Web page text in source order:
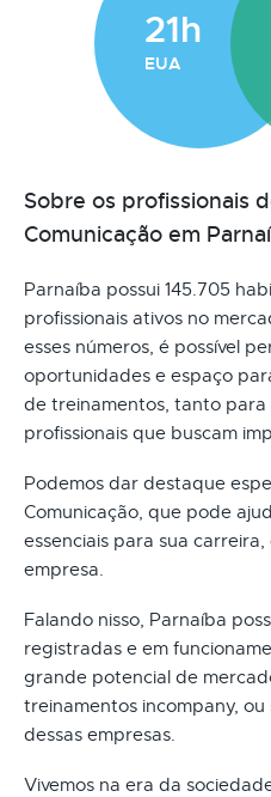
21h
EUA
Sobre os profissionais
Comunicação em
Parnaíba possui 145.705
profissionais ativos no
esses números, é possível
oportunidades e espaço
de treinamentos, tanto
profissionais que buscam
Podemos dar destaque
Comunicação, que pode
essenciais para sua
empresa.
Falando nisso, Parnaíba
registradas e em
grande potencial de
treinamentos incompany,
dessas empresas.
Vivemos na era da